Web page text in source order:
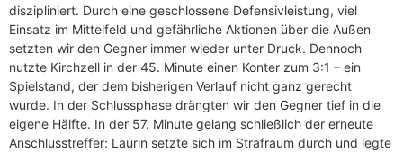
diszipliniert. Durch eine geschlossene Defensivleistung, viel
Einsatz im Mittelfeld und gefährliche Aktionen über die Außen
setzten wir den Gegner immer wieder unter Druck. Dennoch
nutzte Kirchzell in der 45. Minute einen Konter zum 3:1 – ein
Spielstand, der dem bisherigen Verlauf nicht ganz gerecht
wurde. In der Schlussphase drängten wir den Gegner tief in die
eigene Hälfte. In der 57. Minute gelang schließlich der erneute
Anschlusstreffer: Laurin setzte sich im Strafraum durch und legte